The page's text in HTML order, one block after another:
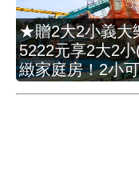
★贈2大2小義大
5222元享2大2
緻家庭房！2小